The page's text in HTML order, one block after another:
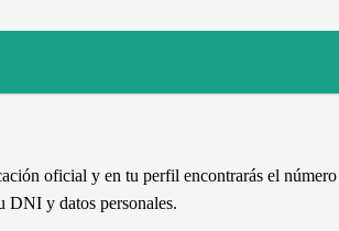
oficial y en tu perfil encontrarás el número
DNI y datos personales.